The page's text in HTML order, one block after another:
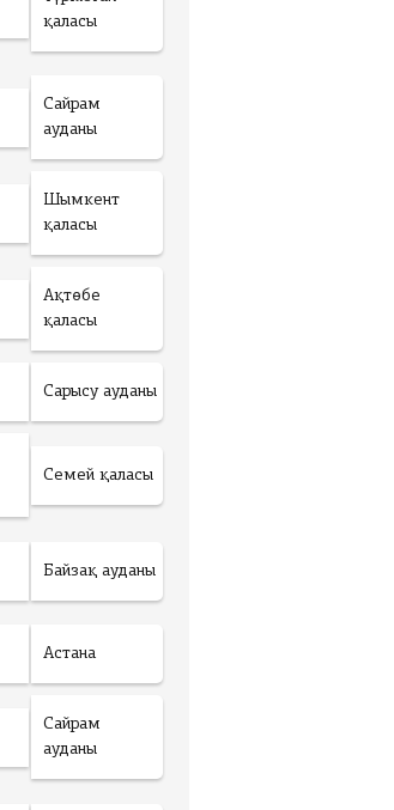
қаласы
Сайрам
ауданы
Шымкент
қаласы
Ақтөбе
қаласы
Сарысу ауданы
Семей қаласы
Байзақ ауданы
Астана
Сайрам
ауданы